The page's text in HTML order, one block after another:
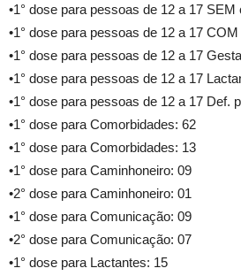
•1° dose para pessoas de 12 a 17
•1° dose para pessoas de 12 a 17
•1° dose para pessoas de 12 a 17
•1° dose para pessoas de 12 a 17
•1° dose para pessoas de 12 a 17 Def.
•1° dose para Comorbidades: 62
•1° dose para Comorbidades: 13
•1° dose para Caminhoneiro: 09
•2° dose para Caminhoneiro: 01
•1° dose para Comunicação: 09
•2° dose para Comunicação: 07
•1° dose para Lactantes: 15